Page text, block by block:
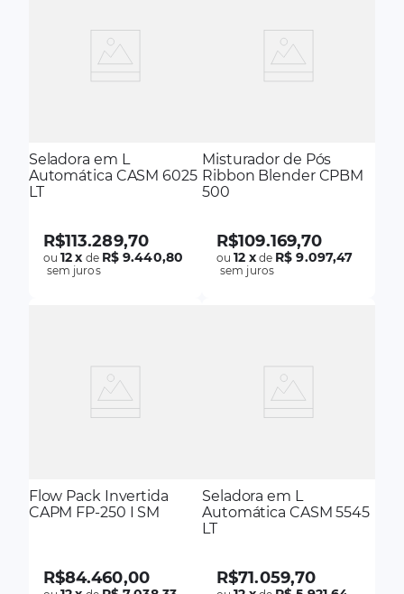
Seladora em L
Automática CASM 6025
LT
R$113.289,70
ou12x de R$ 9.440,80
sem juros
Misturador de Pós
Ribbon Blender CPBM
500
R$109.169,70
ou12 xde R$ 9.097,47
sem juros
Flow Pack Invertida
CAPM FP-250 I SM
R$84.460,00
Seladora em L
Automática CASM 5545
LT
R$71.059,70